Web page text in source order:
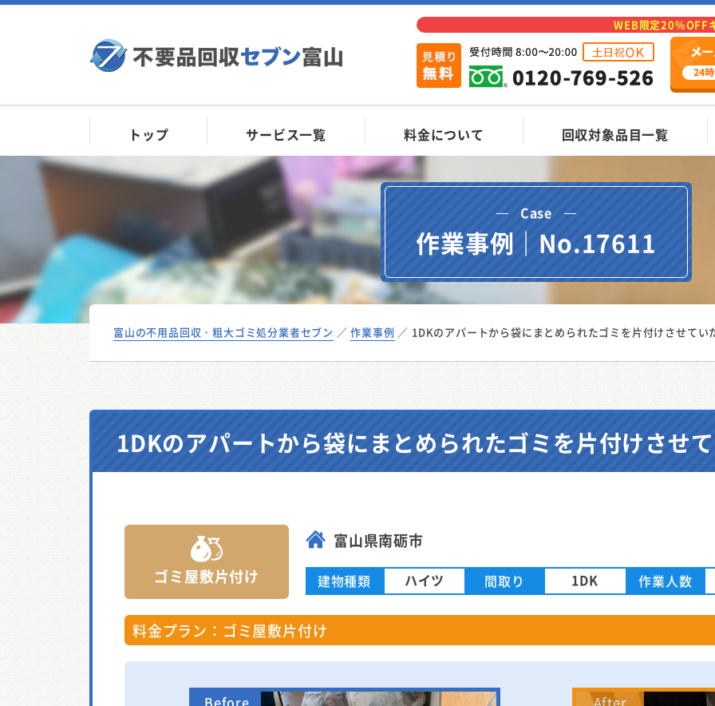
WEB限定20%OFF
トップ サービス一覧 料金について 回収対象品目一覧
Case
作業事例｜No.17611
富山の不用品回収・粗大ゴミ処分業者セブン 作業事例 1DKのアパートから袋にまとめられたゴミを片付けさせてい
1DKのアパートから袋にまとめられたゴミを片付けさせ
ゴミ屋敷片付け
富山県南砺市
建物種類 ハイツ 間取り 1DK 作業人数
料金プラン：ゴミ屋敷片付け